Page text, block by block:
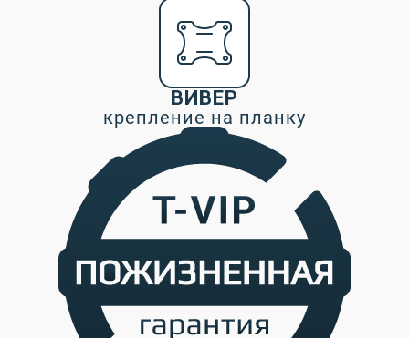
ВИВЕР
крепление на планку